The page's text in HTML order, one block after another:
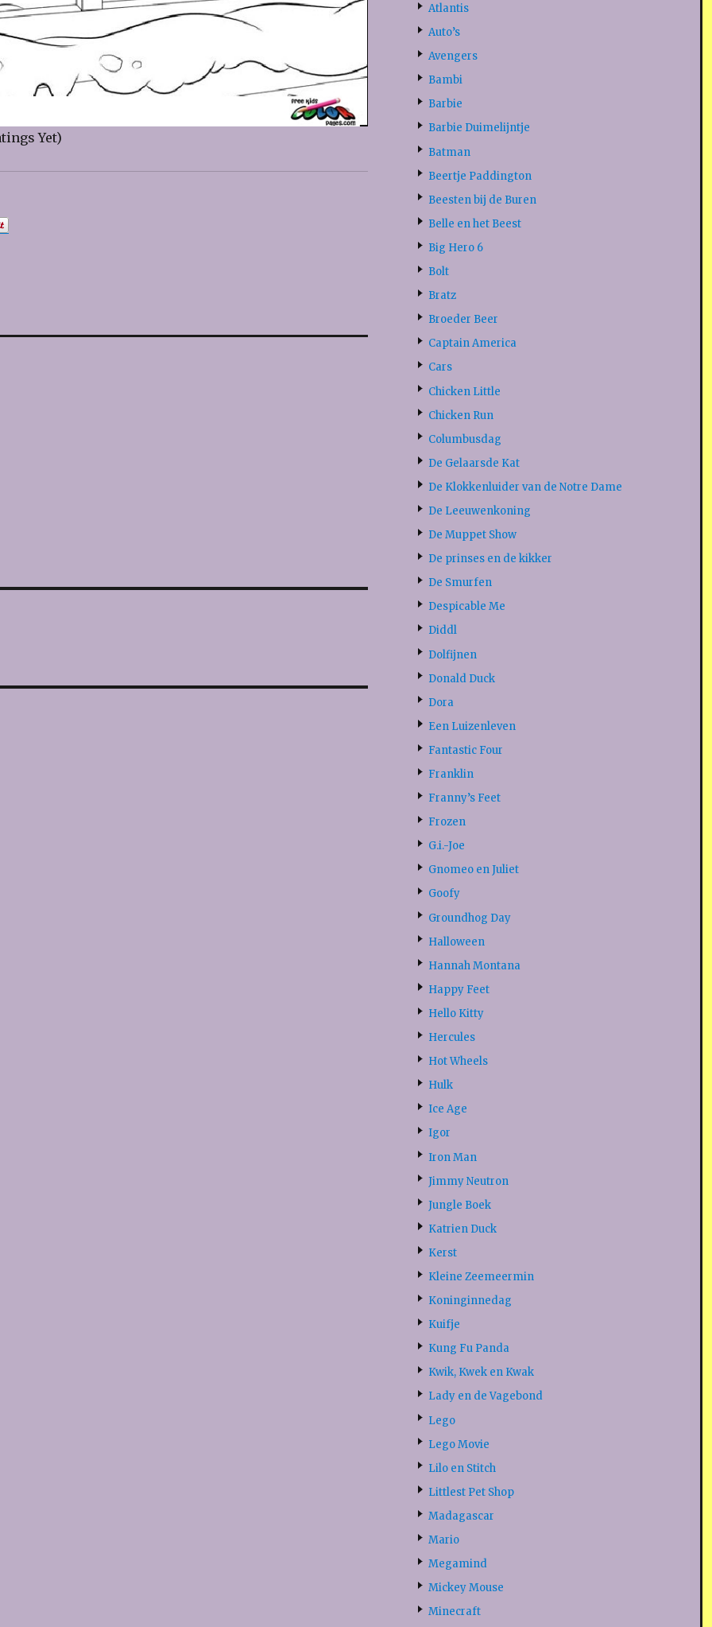
Yet)
Atlantis
Auto’s
Avengers
Bambi
Barbie
Barbie Duimelijntje
Batman
Beertje Paddington
Beesten bij de Buren
Belle en het Beest
Big Hero 6
Bolt
Bratz
Broeder Beer
Captain America
Cars
Chicken Little
Chicken Run
Columbusdag
De Gelaarsde Kat
De Klokkenluider van de Notre Dame
De Leeuwenkoning
De Muppet Show
De prinses en de kikker
De Smurfen
Despicable Me
Diddl
Dolfijnen
Donald Duck
Dora
Een Luizenleven
Fantastic Four
Franklin
Franny’s Feet
Frozen
G.i.-Joe
Gnomeo en Juliet
Goofy
Groundhog Day
Halloween
Hannah Montana
Happy Feet
Hello Kitty
Hercules
Hot Wheels
Hulk
Ice Age
Igor
Iron Man
Jimmy Neutron
Jungle Boek
Katrien Duck
Kerst
Kleine Zeemeermin
Koninginnedag
Kuifje
Kung Fu Panda
Kwik, Kwek en Kwak
Lady en de Vagebond
Lego
Lego Movie
Lilo en Stitch
Littlest Pet Shop
Madagascar
Mario
Megamind
Mickey Mouse
Minecraft